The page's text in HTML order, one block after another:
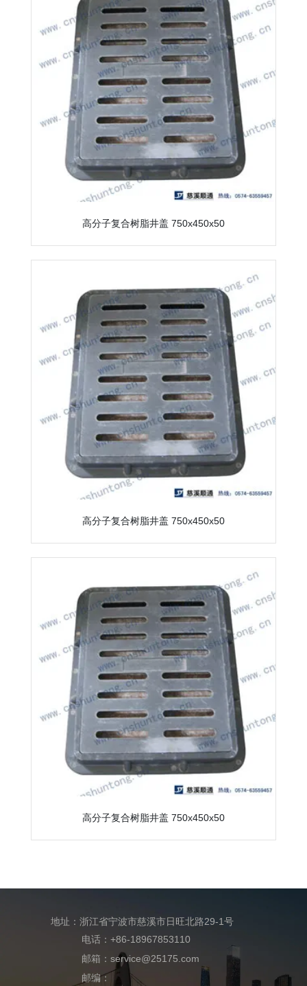
高分子复合树脂井盖 750x450x50
高分子复合树脂井盖 750x450x50
高分子复合树脂井盖 750x450x50
地址：浙江省宁波市慈溪市日旺北路29-1号
电话：+86-18967853110
邮箱：service@25175.com
邮编：